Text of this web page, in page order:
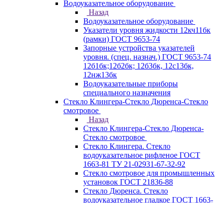
Водоуказательное оборудование
Назад
Водоуказательное оборудование
Указатели уровня жидкости 12кч11бк
(рамки) ГОСТ 9653-74
Запорные устройства указателей
уровня. (спец. назнач.) ГОСТ 9653-74
12б1бк;12б2бк; 12б3бк, 12с13бк,
12нж13бк
Водоуказательные приборы
специального назначения
Стекло Клингера-Стекло Дюренса-Стекло
смотровое
Назад
Стекло Клингера-Стекло Дюренса-
Стекло смотровое
Стекло Клингера. Стекло
водоуказательное рифленое ГОСТ
1663-81 ТУ 21-02931-67-32-92
Стекло смотровое для промышленных
установок ГОСТ 21836-88
Стекло Дюренса. Стекло
водоуказательное гладкое ГОСТ 1663-